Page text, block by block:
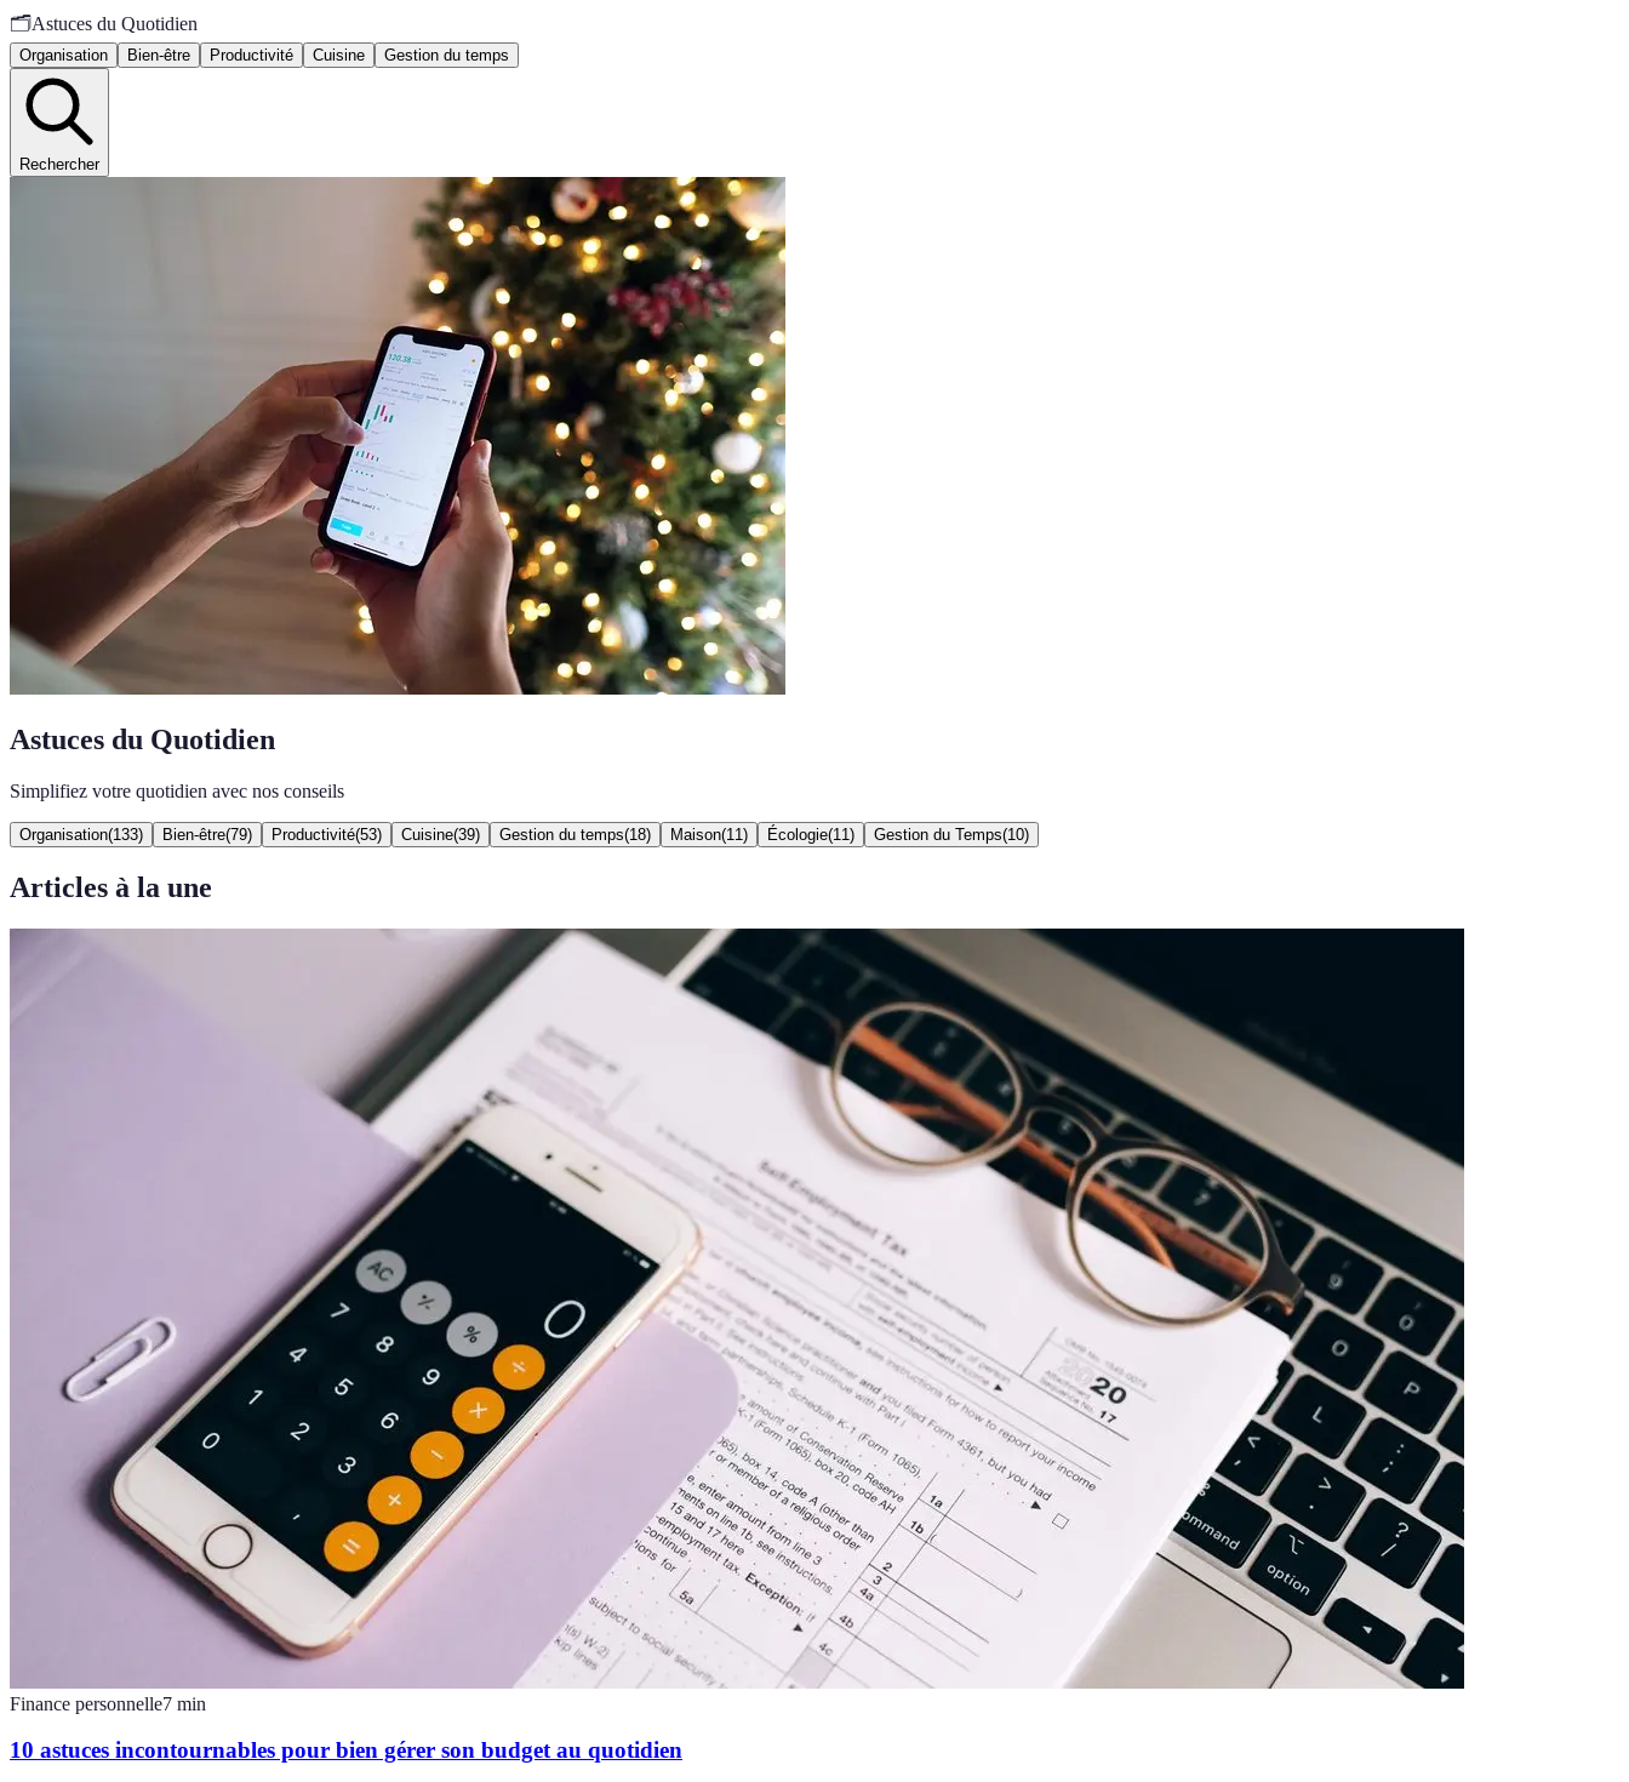
🗂️Astuces du Quotidien
Organisation Bien-être Productivité Cuisine Gestion du temps
Rechercher
Astuces du Quotidien
Simplifiez votre quotidien avec nos conseils
Organisation(133) Bien-être(79) Productivité(53) Cuisine(39) Gestion du temps(18) Maison(11 ) Écologie(11 ) Gestion du Temps(10)
Articles à la une
Finance personnelle7 min
10 astuces incontournables pour bien gérer son budget au quotidien